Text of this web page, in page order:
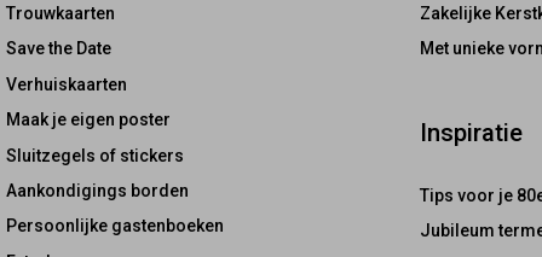
Trouwkaarten
Save the Date
Verhuiskaarten
Maak je eigen poster
Sluitzegels of stickers
Aankondigings borden
Persoonlijke gastenboeken
Zakelijke
Met unieke
Inspiratie
Tips voor je
Jubileum